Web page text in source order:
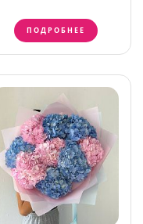
ПОДРОБНЕЕ